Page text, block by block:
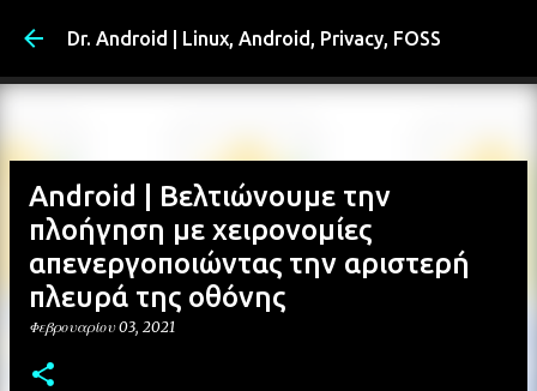
Μετάβαση στο κύριο
Dr. Android | Linux, Android, Privacy, FOSS
Android | Βελτιώνουμε την
πλοήγηση με χειρονομίες
απενεργοποιώντας την αριστερή
πλευρά της οθόνης
Φεβρουαρίου 03, 2021